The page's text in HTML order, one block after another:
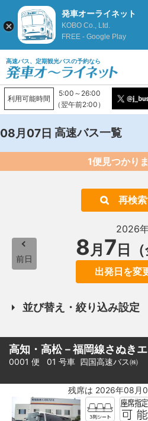
高速バス、定期観光バスの予約なら
利用可能時間
5:00～26:00
（翌午前2:00）
08月07日 高速バス一覧
1便見つかりま
再検
前日
2026
8月 7 日（
出発日を変
並び替え・絞り込み設定
高知・高松－福岡線さぬき
0001 便 01 号車 四国高速バス㈱
残席は 2026年08月
発車オーライネット
KOBO Co., Ltd.
FREE - Google Play